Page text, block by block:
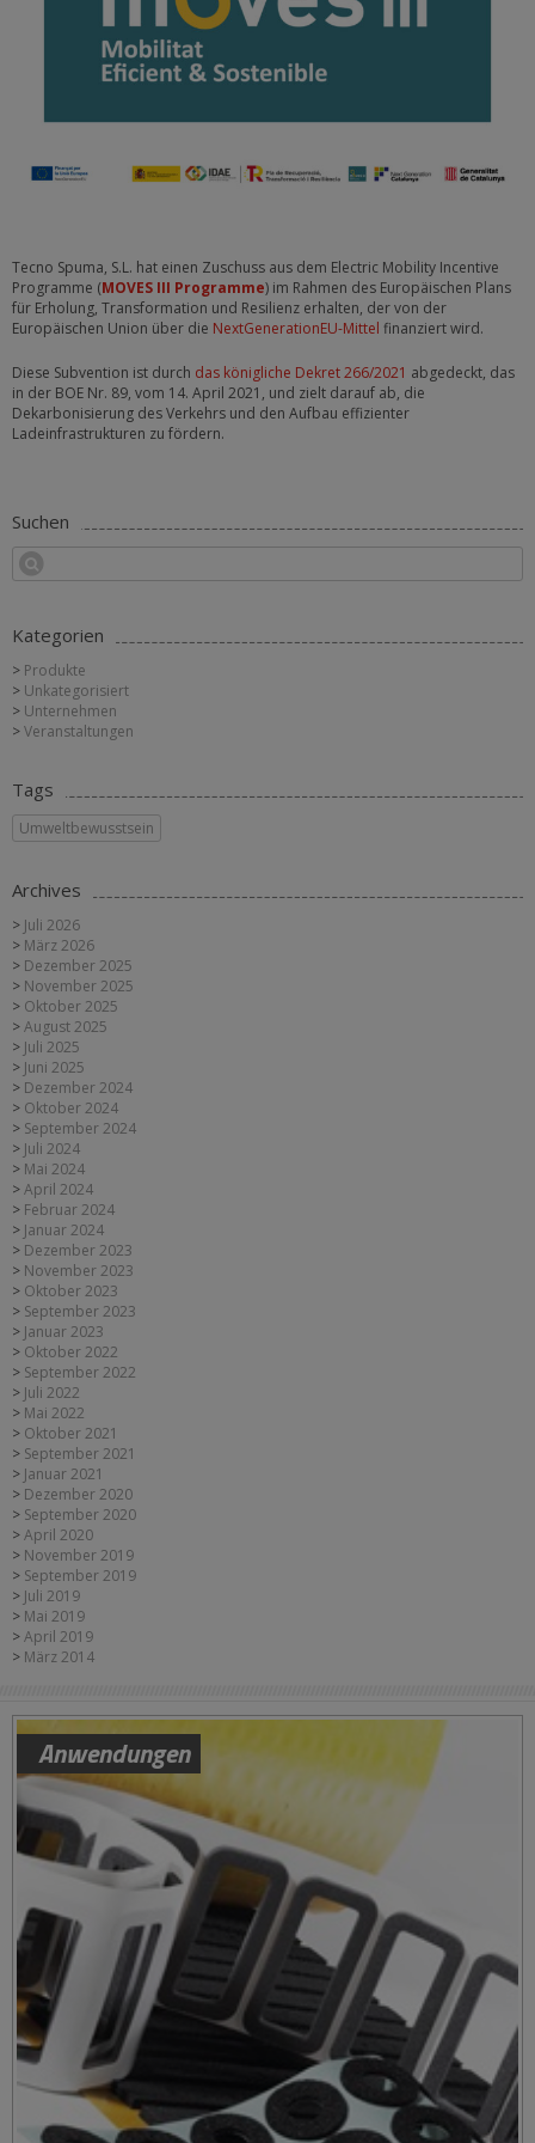
Tecno Spuma, S.L. hat einen Zuschuss aus dem Electric Mobility Incentive
Programme (MOVES III Programme) im Rahmen des Europäischen Plans
für Erholung, Transformation und Resilienz erhalten, der von der
Europäischen Union über die NextGenerationEU-Mittel finanziert wird.
Diese Subvention ist durch das königliche Dekret 266/2021 abgedeckt, das
in der BOE Nr. 89, vom 14. April 2021, und zielt darauf ab, die
Dekarbonisierung des Verkehrs und den Aufbau effizienter
Ladeinfrastrukturen zu fördern.
Suchen
Kategorien
Produkte
Unkategorisiert
Unternehmen
Veranstaltungen
Tags
Umweltbewusstsein
Archives
Juli 2026
März 2026
Dezember 2025
November 2025
Oktober 2025
August 2025
Juli 2025
Juni 2025
Dezember 2024
Oktober 2024
September 2024
Juli 2024
Mai 2024
April 2024
Februar 2024
Januar 2024
Dezember 2023
November 2023
Oktober 2023
September 2023
Januar 2023
Oktober 2022
September 2022
Juli 2022
Mai 2022
Oktober 2021
September 2021
Januar 2021
Dezember 2020
September 2020
April 2020
November 2019
September 2019
Juli 2019
Mai 2019
April 2019
März 2014
Anwendungen